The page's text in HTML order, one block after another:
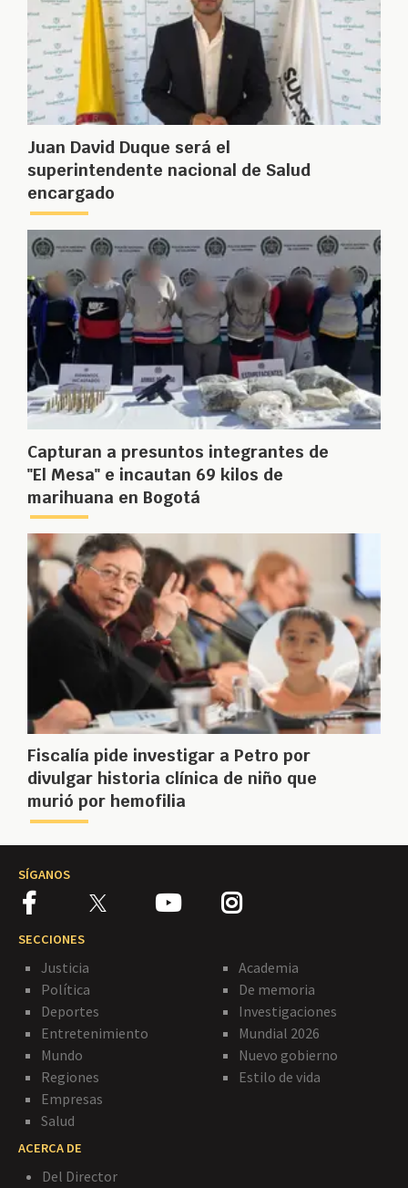
Juan David Duque será el
superintendente nacional de Salud
encargado
Capturan a presuntos integrantes de
"El Mesa" e incautan 69 kilos de
marihuana en Bogotá
Fiscalía pide investigar a Petro por
divulgar historia clínica de niño que
murió por hemofilia
SÍGANOS
SECCIONES
Justicia
Política
Deportes
Entretenimiento
Mundo
Regiones
Empresas
Salud
Academia
De memoria
Investigaciones
Mundial 2026
Nuevo gobierno
Estilo de vida
ACERCA DE
Del Director